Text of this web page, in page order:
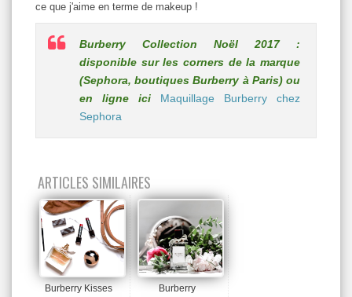
ce que j'aime en terme de makeup !
Burberry Collection Noël 2017 :
disponible sur les corners de la marque
(Sephora, boutiques Burberry à Paris) ou
en ligne ici
Maquillage Burberry chez
Sephora
ARTICLES SIMILAIRES
Burberry Kisses
Burberry